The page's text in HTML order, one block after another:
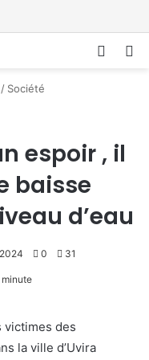
/ Société
espoir , il
baisse
d’eau
0 31
minute
victimes des
la ville d’Uvira